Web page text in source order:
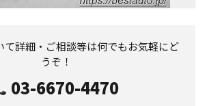
て詳細・ご相談等は何でもお気軽にど
うぞ！
03-6670-4470